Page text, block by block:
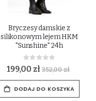
Bryczesy damskie z
silikonowym lejem HKM
"Sunshine" 24h
Rating:
0%
199,00 zł352,00 zł
DODAJ DO KOSZYKA